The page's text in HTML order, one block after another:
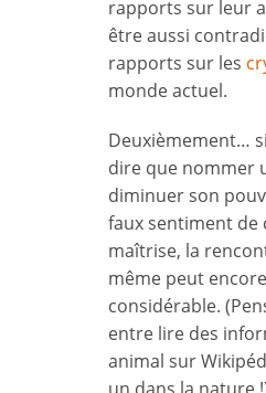
rapports sur leur
être aussi
rapports sur les
monde actuel.
Deuxièmement…
dire que nommer
diminuer son
faux sentiment de
maîtrise, la
même peut
considérable.
entre lire des
animal sur
un dans la nature